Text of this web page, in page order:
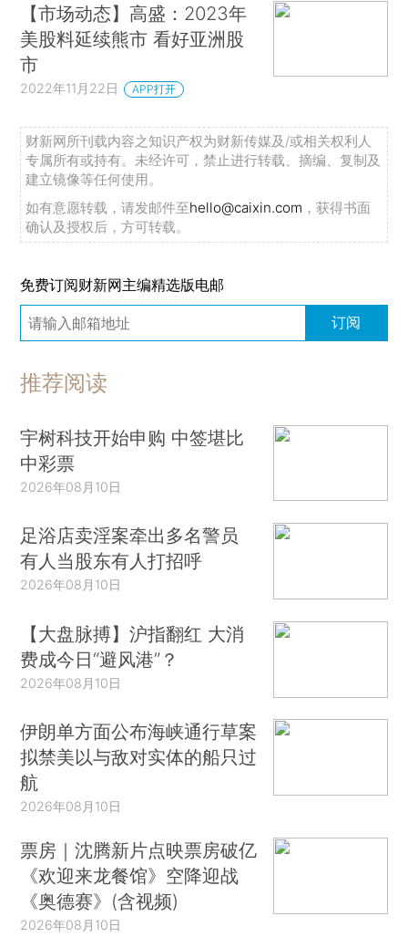
【市场动态】高盛：2023年
美股料延续熊市 看好亚洲股
市
2022年11月22日 APP打开
财新网所刊载内容之知识产权为财新传媒及/或相关权利人
专属所有或持有。未经许可，禁止进行转载、摘编、复制及
建立镜像等任何使用。
如有意愿转载，请发邮件至hello@caixin.com ，获得书面
确认及授权后，方可转载。
免费订阅财新网主编精选版电邮
订阅
推荐阅读
宇树科技开始申购 中签堪比
中彩票
2026年08月10日
足浴店卖淫案牵出多名警员
有人当股东有人打招呼
2026年08月10日
【大盘脉搏】沪指翻红 大消
费成今日“避风港”？
2026年08月10日
伊朗单方面公布海峡通行草案
拟禁美以与敌对实体的船只过
航
2026年08月10日
票房｜沈腾新片点映票房破亿
《欢迎来龙餐馆》空降迎战
《奥德赛》(含视频)
2026年08月10日